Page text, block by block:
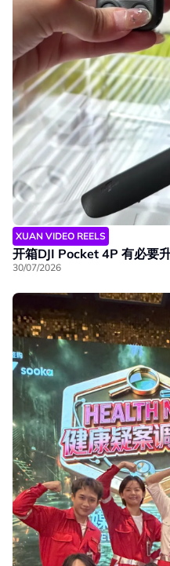
XUAN VIDEO REELS
开箱DJI Pocket 4P 有必要
30/07/2026